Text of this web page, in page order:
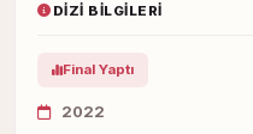
DIZI BILGILERI
Final Yaptı
2022